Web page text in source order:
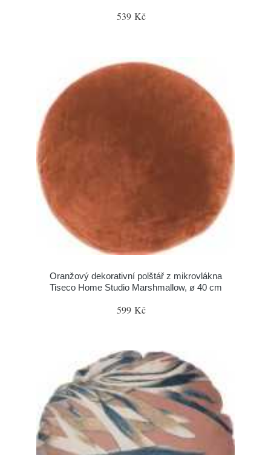
539 Kč
Oranžový dekorativní polštář z mikrovlákna
Tiseco Home Studio Marshmallow, ø 40 cm
599 Kč